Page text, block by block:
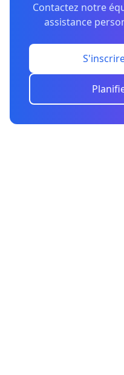
Contactez notre
assistance